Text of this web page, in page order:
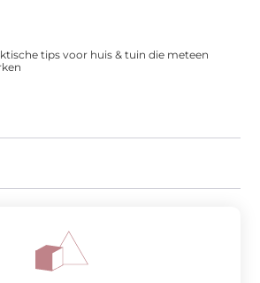
tips voor huis & tuin die meteen